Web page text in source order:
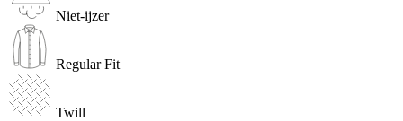
Niet-ijzer
Regular Fit
Twill